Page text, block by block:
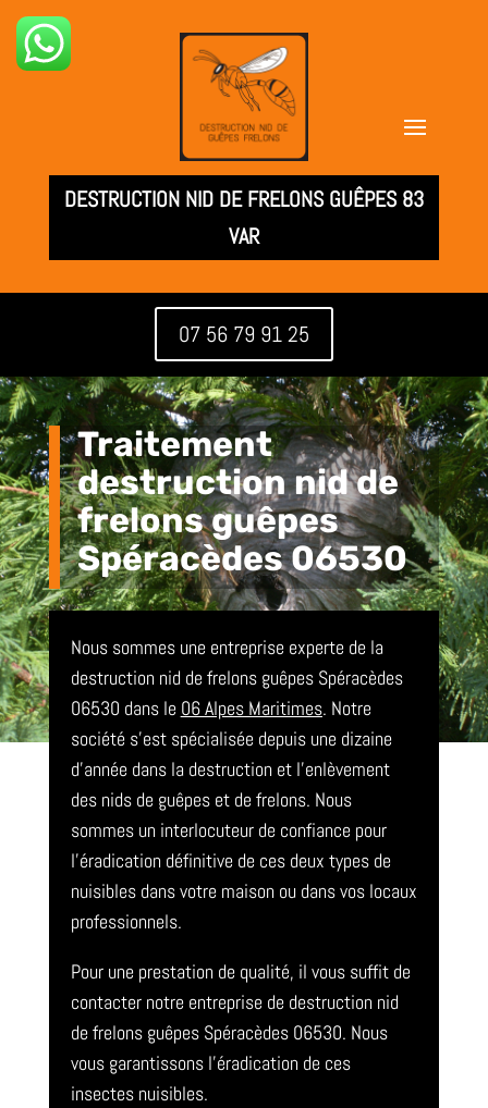
DESTRUCTION NID DE FRELONS GUÊPES 83
VAR
07 56 79 91 25
Traitement
destruction nid de
frelons guêpes
Spéracèdes 06530
Nous sommes une entreprise experte de la
destruction nid de frelons guêpes Spéracèdes
06530 dans le 06 Alpes Maritimes. Notre
société s’est spécialisée depuis une dizaine
d’année dans la destruction et l’enlèvement
des nids de guêpes et de frelons. Nous
sommes un interlocuteur de confiance pour
l’éradication définitive de ces deux types de
nuisibles dans votre maison ou dans vos locaux
professionnels.
Pour une prestation de qualité, il vous suffit de
contacter notre entreprise de destruction nid
de frelons guêpes Spéracèdes 06530. Nous
vous garantissons l’éradication de ces
insectes nuisibles.